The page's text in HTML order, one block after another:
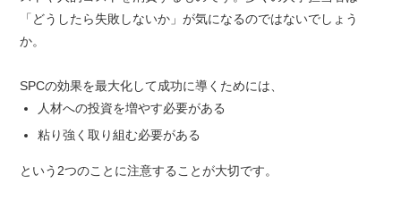
「どうしたら失敗しないか」が気になるのではないでしょう
か。
SPCの効果を最大化して成功に導くためには、
人材への投資を増やす必要がある
粘り強く取り組む必要がある
という2つのことに注意することが大切です。